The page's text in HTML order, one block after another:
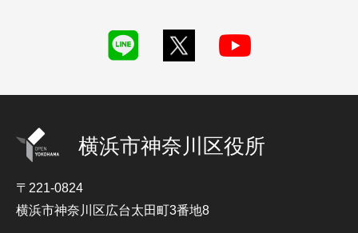
横浜市神奈川区役所
〒221-0824
横浜市神奈川区広台太田町3番地8